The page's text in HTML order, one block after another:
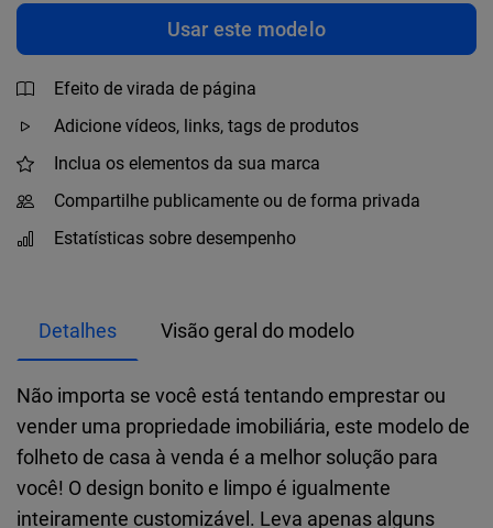
Usar este modelo
Efeito de virada de página
Adicione vídeos, links, tags de produtos
Inclua os elementos da sua marca
Compartilhe publicamente ou de forma privada
Estatísticas sobre desempenho
Detalhes Visão geral do modelo
Não importa se você está tentando emprestar ou
vender uma propriedade imobiliária, este modelo de
folheto de casa à venda é a melhor solução para
você! O design bonito e limpo é igualmente
inteiramente customizável. Leva apenas alguns